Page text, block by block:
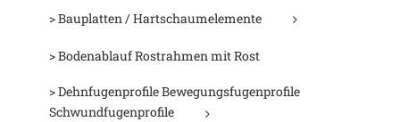
> Bauplatten / Hartschaumelemente
> Bodenablauf Rostrahmen mit Rost
> Dehnfugenprofile Bewegungsfugenprofile
Schwundfugenprofile